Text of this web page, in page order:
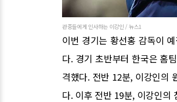
관중들에게 인사하는 이강인 / 뉴스1
이번 경기는 황선홍 감독이
다. 경기 초반부터 한국은 홈
격했다. 전반 12분, 이강인의
다. 이후 전반 19분, 이강인의